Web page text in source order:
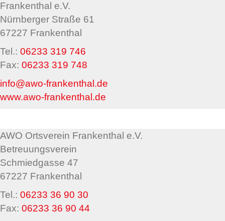
Frankenthal e.V.
Nürnberger Straße 61
67227 Frankenthal
Tel.: 06233 319 746
Fax: 06233 319 748
info@awo-frankenthal.de
www.awo-frankenthal.de
AWO Ortsverein Frankenthal e.V.
Betreuungsverein
Schmiedgasse 47
67227 Frankenthal
Tel.: 06233 36 90 30
Fax: 06233 36 90 44